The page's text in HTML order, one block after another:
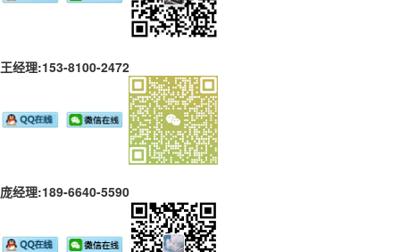
王经理:153-8100-2472
庞经理:189-6640-5590